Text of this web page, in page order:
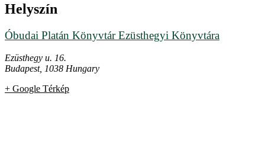
Helyszín
Óbudai Platán Könyvtár Ezüsthegyi Könyvtára
Ezüsthegy u. 16.
Budapest, 1038 Hungary
+ Google Térkép